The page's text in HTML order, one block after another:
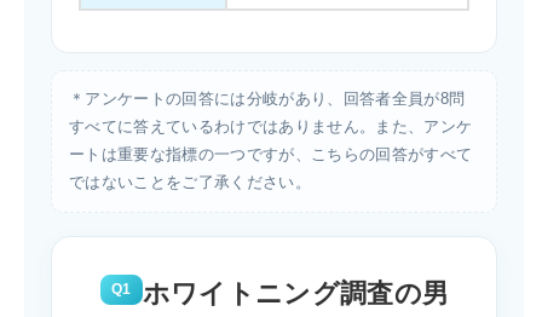
＊アンケートの回答には分岐があり、回答者全員が8問
すべてに答えているわけではありません。また、アンケ
ートは重要な指標の一つですが、こちらの回答がすべて
ではないことをご了承ください。
Q1
ホワイトニング調査の男